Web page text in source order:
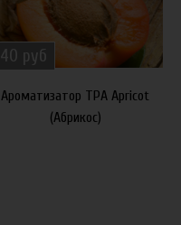
140 руб
Ароматизатор TPA Apricot
(Абрикос)